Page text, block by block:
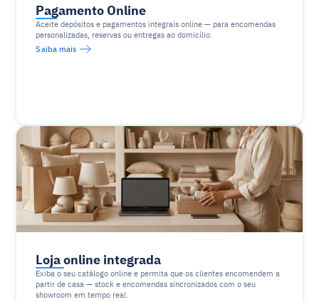
Pagamento Online
Aceite depósitos e pagamentos integrais online — para encomendas
personalizadas, reservas ou entregas ao domicílio.
Saiba mais
Loja online integrada
Exiba o seu catálogo online e permita que os clientes encomendem a
partir de casa — stock e encomendas sincronizados com o seu
showroom em tempo real.